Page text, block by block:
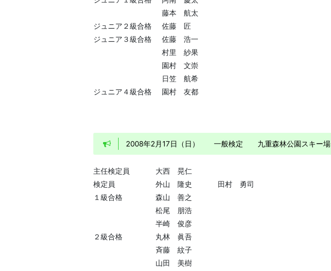
藤本 航太
ジュニア２級合格
佐藤 匠
ジュニア３級合格
佐藤 浩一
村里 紗果
園村 文崇
日笠 航希
ジュニア４級合格
園村 友都
2008年2月17日（日） 一般検定 九重森林公園スキー場
主任検定員
大西 晃仁
検定員
外山 隆史
田村 勇司
１級合格
森山 善之
松尾 朋浩
半崎 俊彦
２級合格
丸林 眞吾
斉藤 紋子
山田 美樹